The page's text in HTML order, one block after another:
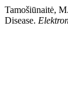
Tamošiūnaitė,
Disease.